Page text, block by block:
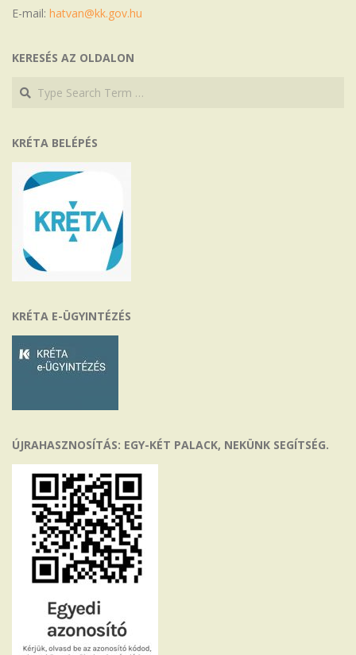
E-mail: hatvan@kk.gov.hu
KERESÉS AZ OLDALON
Search
Search
KRÉTA BELÉPÉS
KRÉTA E-ÜGYINTÉZÉS
ÚJRAHASZNOSÍTÁS: EGY-KÉT PALACK, NEKÜNK SEGÍTSÉG.